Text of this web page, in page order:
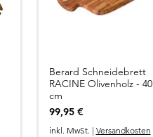
Schnellansicht
Berard Schneidebrett
RACINE Olivenholz - 40
cm
Preis
99,95 €
inkl. MwSt. | Versandkosten